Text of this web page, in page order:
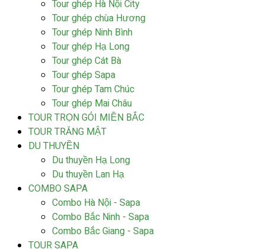
Tour ghép Hà Nội City
Tour ghép chùa Hương
Tour ghép Ninh Bình
Tour ghép Hạ Long
Tour ghép Cát Bà
Tour ghép Sapa
Tour ghép Tam Chúc
Tour ghép Mai Châu
TOUR TRỌN GÓI MIỀN BẮC
TOUR TRĂNG MẬT
DU THUYỀN
Du thuyền Hạ Long
Du thuyền Lan Hạ
COMBO SAPA
Combo Hà Nội - Sapa
Combo Bắc Ninh - Sapa
Combo Bắc Giang - Sapa
TOUR SAPA